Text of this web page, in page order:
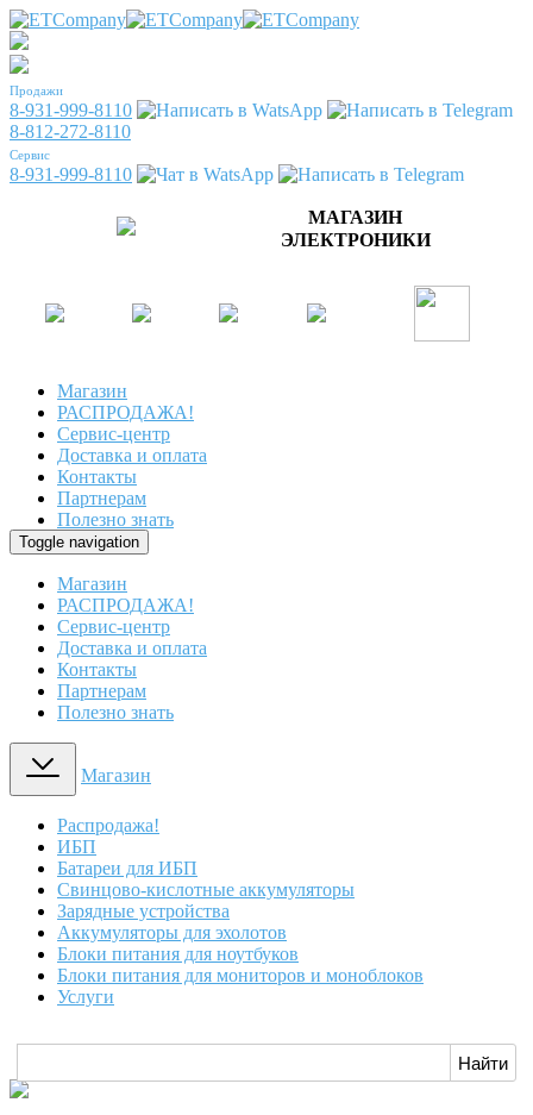
Продажи
8-931-999-8110
8-812-272-8110
Сервис
8-931-999-8110
МАГАЗИН
ЭЛЕКТРОНИКИ
Магазин
РАСПРОДАЖА!
Сервис-центр
Доставка и оплата
Контакты
Партнерам
Полезно знать
Toggle navigation
Магазин
РАСПРОДАЖА!
Сервис-центр
Доставка и оплата
Контакты
Партнерам
Полезно знать
Магазин
Распродажа!
ИБП
Батареи для ИБП
Свинцово-кислотные аккумуляторы
Зарядные устройства
Аккумуляторы для эхолотов
Блоки питания для ноутбуков
Блоки питания для мониторов и моноблоков
Услуги